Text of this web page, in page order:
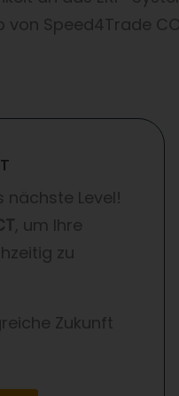
von Speed4Trade
Level!
, um Ihre
zu
Zukunft